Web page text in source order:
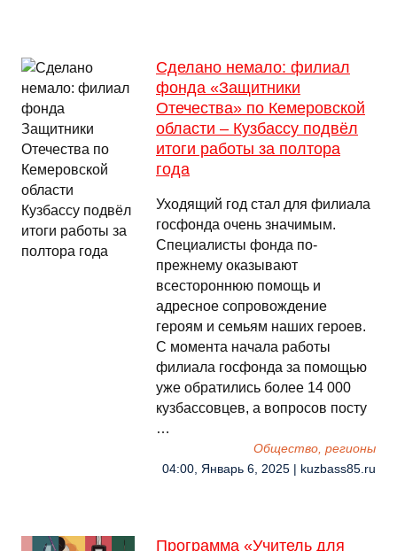
Сделано немало: филиал
фонда «Защитники
Отечества» по Кемеровской
области – Кузбассу подвёл
итоги работы за полтора
года
Уходящий год стал для филиала
госфонда очень значимым.
Специалисты фонда по-
прежнему оказывают
всестороннюю помощь и
адресное сопровождение
героям и семьям наших героев.
С момента начала работы
филиала госфонда за помощью
уже обратились более 14 000
кузбассовцев, а вопросов посту
…
Общество, регионы
04:00, Январь 6, 2025 | kuzbass85.ru
Программа «Учитель для